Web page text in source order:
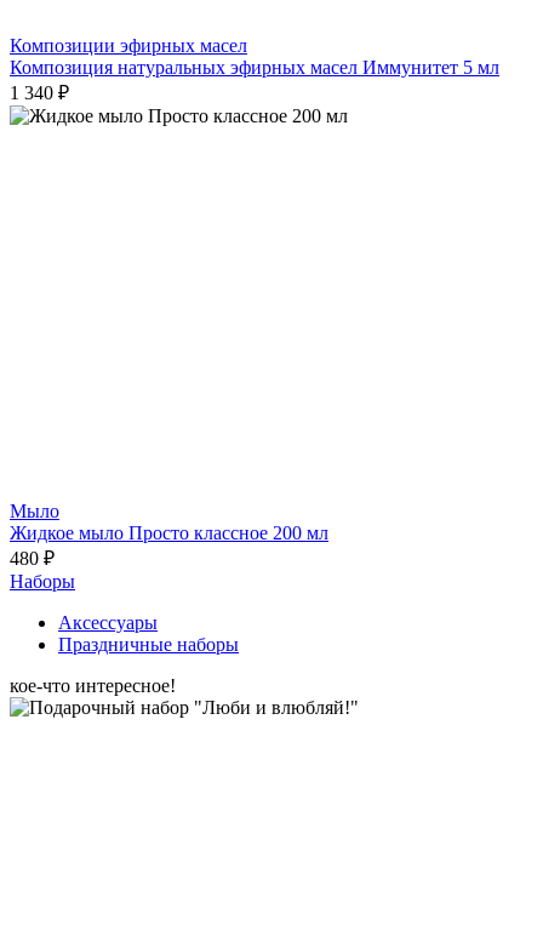
Композиции эфирных масел
Композиция натуральных эфирных масел Иммунитет 5 мл
1 340 ₽
Мыло
Жидкое мыло Просто классное 200 мл
480 ₽
Наборы
Аксессуары
Праздничные наборы
кое-что интересное!